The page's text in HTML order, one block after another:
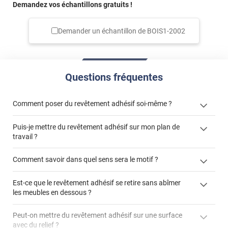
Demandez vos échantillons gratuits !
Demander un échantillon de BOIS1-2002
Questions fréquentes
Comment poser du revêtement adhésif soi-même ?
« Comment poser un revêtement adhésif ? »
Puis-je mettre du revêtement adhésif sur mon plan de
travail ?
"Peut-on installer du
Comment savoir dans quel sens sera le motif ?
Est-ce que le revêtement adhésif se retire sans abîmer
les meubles en dessous ?
Peut-on mettre du revêtement adhésif sur une surface
avec du relief ?